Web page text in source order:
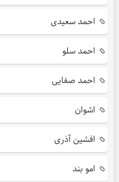
احمد سعیدی
احمد سلو
احمد صفایی
اشوان
افشین آذری
امو بند